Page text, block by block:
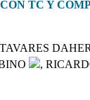
TC Y
,